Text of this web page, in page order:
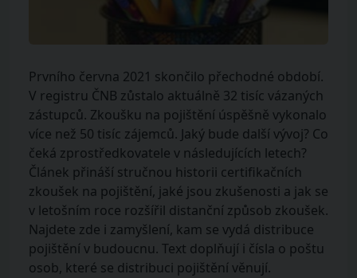
Prvního června 2021 skončilo přechodné období.
V registru ČNB zůstalo aktuálně 32 tisíc vázaných
zástupců. Zkoušku na pojištění úspěšně vykonalo
více než 50 tisíc zájemců. Jaký bude další vývoj? Co
čeká zprostředkovatele v následujících letech?
Článek přináší stručnou historii certifikačních
zkoušek na pojištění, jaké jsou zkušenosti a jak se
v letošním roce rozšířil distanční způsob zkoušek.
Najdete zde i zamyšlení, kam se vydá distribuce
pojištění v budoucnu. Text doplňují i čísla o poštu
osob, které se distribuci pojištění věnují.